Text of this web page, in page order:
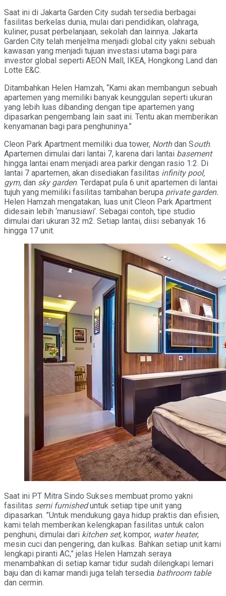
Saat ini di Jakarta Garden City sudah tersedia berbagai
fasilitas berkelas dunia, mulai dari pendidikan, olahraga,
kuliner, pusat perbelanjaan, sekolah dan lainnya. Jakarta
Garden City telah menjelma menjadi global city yakni sebuah
kawasan yang menjadi tujuan investasi utama bagi para
investor global seperti AEON Mall, IKEA, Hongkong Land dan
Lotte E&C.
Ditambahkan Helen Hamzah, “Kami akan membangun sebuah
apartemen yang memiliki banyak keunggulan seperti ukuran
yang lebih luas dibanding dengan tipe apartemen yang
dipasarkan pengembang lain saat ini. Tentu akan memberikan
kenyamanan bagi para penghuninya.”
Cleon Park Apartment memiliki dua tower, Northdan South.
Apartemen dimulai dari lantai 7, karena dari lantai basement
hingga lantai enam menjadi area parkir dengan rasio 1:2. Di
lantai 7 apartemen, akan disediakan fasilitas infinity pool,
gym, dan sky garden. Terdapat pula 6 unit apartemen di lantai
tujuh yang memiliki fasilitas tambahan berupa private garden.
Helen Hamzah mengatakan, luas unit Cleon Park Apartment
didesain lebih ‘manusiawi’. Sebagai contoh, tipe studio
dimulai dari ukuran 32 m2. Setiap lantai, diisi sebanyak 16
hingga 17 unit.
Saat ini PT Mitra Sindo Sukses membuat promo yakni
fasilitas semi furnisheduntuk setiap tipe unit yang
dipasarkan. ”Untuk mendukung gaya hidup praktis dan efisien,
kami telah memberikan kelengkapan fasilitas untuk calon
penghuni, dimulai dari kitchen set, kompor, water heater,
mesin cuci dan pengering, dan kulkas. Bahkan setiap unit kami
lengkapi piranti AC,” jelas Helen Hamzah seraya
menambahkan di setiap kamar tidur sudah dilengkapi lemari
baju dan di kamar mandi juga telah tersedia bathroom table
dan cermin.